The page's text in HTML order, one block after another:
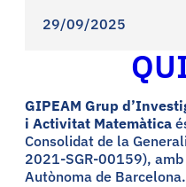
29/09/2025
GIPEAM Grup
i Activitat Matemàtica
Consolidat de la
2021-SGR-00159),
Autònoma de Barcelona.